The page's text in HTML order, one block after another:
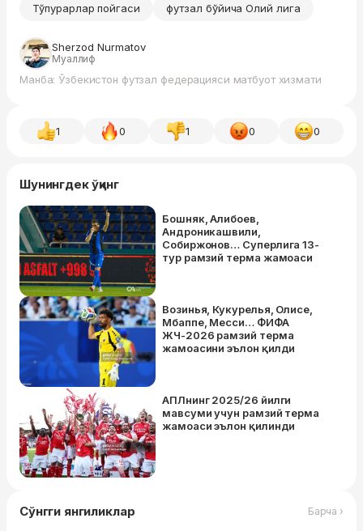
Тўпурарлар пойгаси
футзал бўйича Олий лига
Sherzod Nurmatov
Муаллиф
Манба: Ўзбекистон футзал федерацияси матбуот хизмати
1 0 1 0 0
Шунингдек ўқинг
Бошняк, Алибоев,
Андроникашвили,
Собиржонов… Суперлига 13-
тур рамзий терма жамоаси
Возинья, Кукурелья, Олисе,
Мбаппе, Месси… ФИФА
ЖЧ-2026 рамзий терма
жамоасини эълон қилди
АПЛнинг 2025/26 йилги
мавсуми учун рамзий терма
жамоаси эълон қилинди
Сўнгги янгиликлар Барча ›